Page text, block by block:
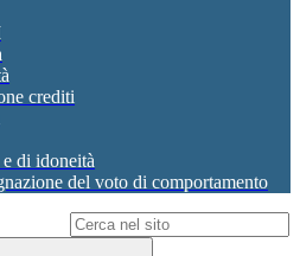
crediti
di idoneità
del voto di comportamento